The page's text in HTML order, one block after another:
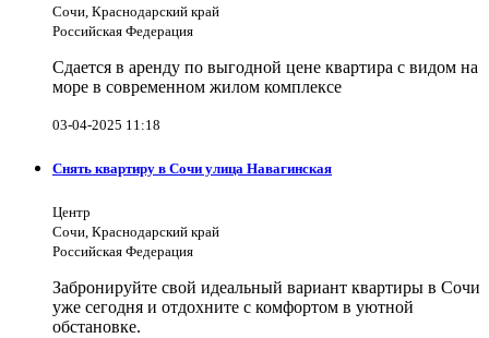
Сочи, Краснодарский край
Российская Федерация
Сдается в аренду по выгодной цене квартира с видом на
море в современном жилом комплексе
03-04-2025 11:18
Снять квартиру в Сочи улица Навагинская
Центр
Сочи, Краснодарский край
Российская Федерация
Забронируйте свой идеальный вариант квартиры в Сочи
уже сегодня и отдохните с комфортом в уютной
обстановке.